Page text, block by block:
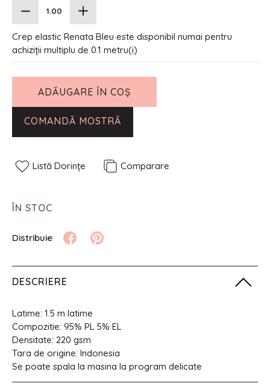
Crep elastic Renata Bleu este disponibil numai pentru
achiziții multiplu de 0.1 metru(i)
ADĂUGARE ÎN COȘ
COMANDĂ MOSTRĂ
Listă Dorințe Comparare
ÎN STOC
DESCRIERE
Latime: 1.5 m latime
Compozitie: 95% PL 5% EL
Densitate: 220 gsm
Tara de origine: Indonesia
Se poate spala la masina la program delicate